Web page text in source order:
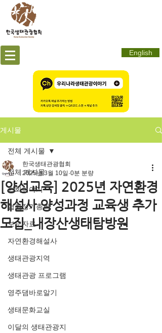
English
게시물
전체 게시물
협회이야기
협회정기총회
보도자료
자연환경해설사
생태관광지역
생태관광 프로그램
영주댐바로알기
생태문화교실
이달의 생태관광지
전체 게시물
[양성교육] 2025년 자연환경
해설사 양성과정 교육생 추가
모집_내장산생태탐방원
한국생태관광협회
2025년 3월 10일 0분 분량